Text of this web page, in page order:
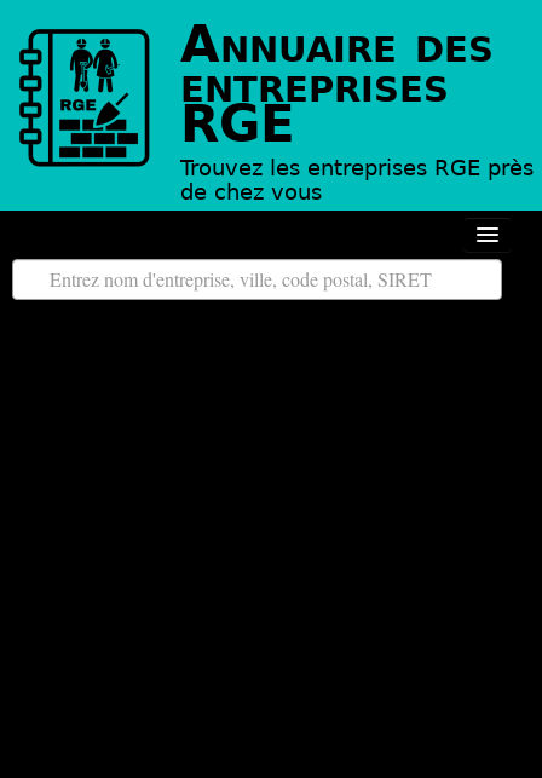
Annuaire des
entreprises
RGE
Trouvez les entreprises RGE près
de chez vous